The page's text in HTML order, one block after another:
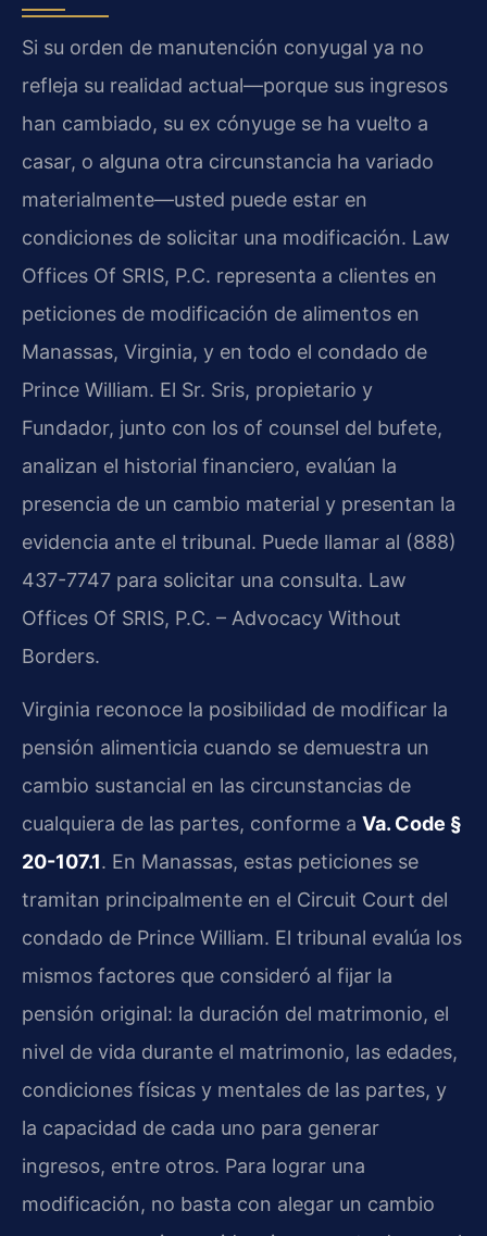
Si su orden de manutención conyugal ya no
refleja su realidad actual—porque sus ingresos
han cambiado, su ex cónyuge se ha vuelto a
casar, o alguna otra circunstancia ha variado
materialmente—usted puede estar en
condiciones de solicitar una modificación. Law
Offices Of SRIS, P.C. representa a clientes en
peticiones de modificación de alimentos en
Manassas, Virginia, y en todo el condado de
Prince William. El Sr. Sris, propietario y
Fundador, junto con los of counsel del bufete,
analizan el historial financiero, evalúan la
presencia de un cambio material y presentan la
evidencia ante el tribunal. Puede llamar al (888)
437-7747 para solicitar una consulta. Law
Offices Of SRIS, P.C. – Advocacy Without
Borders.
Virginia reconoce la posibilidad de modificar la
pensión alimenticia cuando se demuestra un
cambio sustancial en las circunstancias de
cualquiera de las partes, conforme a Va. Code §
20-107.1. En Manassas, estas peticiones se
tramitan principalmente en el Circuit Court del
condado de Prince William. El tribunal evalúa los
mismos factores que consideró al fijar la
pensión original: la duración del matrimonio, el
nivel de vida durante el matrimonio, las edades,
condiciones físicas y mentales de las partes, y
la capacidad de cada uno para generar
ingresos, entre otros. Para lograr una
modificación, no basta con alegar un cambio